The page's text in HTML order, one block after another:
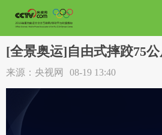
[全景奥运]自由式摔跤75
来源：央视网 08-19 13:40